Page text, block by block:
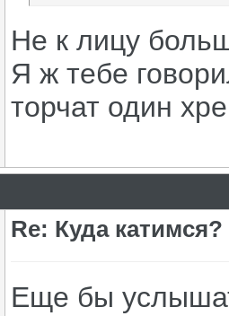
Не к лицу
Я ж тебе
торчат один
Re: Куда катимся?
Еще бы